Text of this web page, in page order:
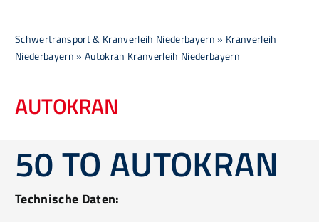
Jobs
nach:
Kontakt
Schwertransport & Kranverleih Niederbayern » Kranverleih
Niederbayern »Autokran Kranverleih Niederbayern
AUTOKRAN
50 TO AUTOKRAN
Technische Daten: